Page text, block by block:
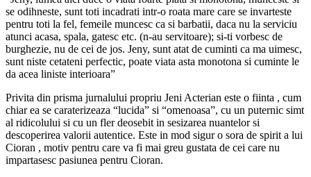
se odihneste, sunt toti incadrati intr-o roata mare care se invarteste
pentru toti la fel, femeile muncesc ca si barbatii, daca nu la serviciu
atunci acasa, spala, gatesc etc. (n-au servitoare); si-ti vorbesc de
burghezie, nu de cei de jos. Jeny, sunt atat de cuminti ca ma uimesc,
sunt niste cetateni perfectic, poate viata asta monotona si cuminte le
da acea liniste interioara”
Privita din prisma jurnalului propriu Jeni Acterian este o fiinta , cum
chiar ea se caraterizeaza “lucida” si “omenoasa”, cu un puternic simt
al ridicolului si cu un fler deosebit in sesizarea nuantelor si
descoperirea valorii autentice. Este in mod sigur o sora de spirit a lui
Cioran , motiv pentru care va fi mai greu gustata de cei care nu
impartasesc pasiunea pentru Cioran.